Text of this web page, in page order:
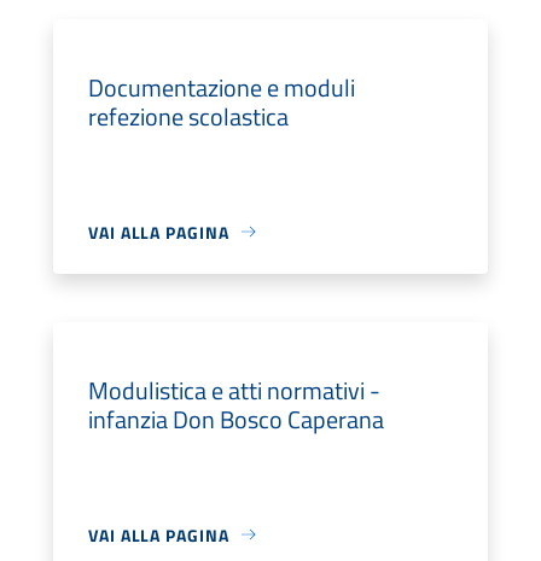
Documentazione e moduli
refezione scolastica
VAI ALLA PAGINA
Modulistica e atti normativi -
infanzia Don Bosco Caperana
VAI ALLA PAGINA